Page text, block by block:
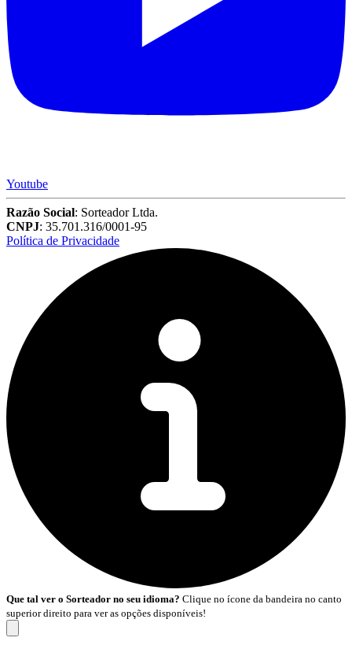
Youtube
Razão Social: Sorteador Ltda.
CNPJ: 35.701.316/0001-95
Política de Privacidade
Que tal ver o Sorteador no seu idioma? Clique no ícone da bandeira no canto
superior direito para ver as opções disponíveis!